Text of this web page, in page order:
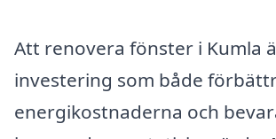
Att renovera fönster i Kumla
investering som både
energikostnaderna och